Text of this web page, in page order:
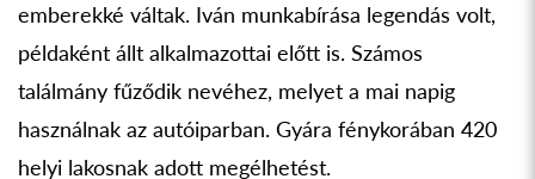
emberekké váltak. Iván munkabírása legendás volt,
példaként állt alkalmazottai előtt is. Számos
találmány fűződik nevéhez, melyet a mai napig
használnak az autóiparban. Gyára fénykorában 420
helyi lakosnak adott megélhetést.